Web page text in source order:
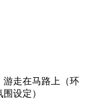
游走在马路上（环
设定）